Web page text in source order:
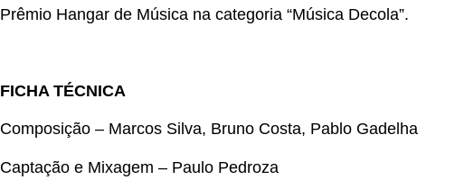
Prêmio Hangar de Música na categoria “Música Decola”.
FICHA TÉCNICA
Composição – Marcos Silva, Bruno Costa, Pablo Gadelha
Captação e Mixagem – Paulo Pedroza